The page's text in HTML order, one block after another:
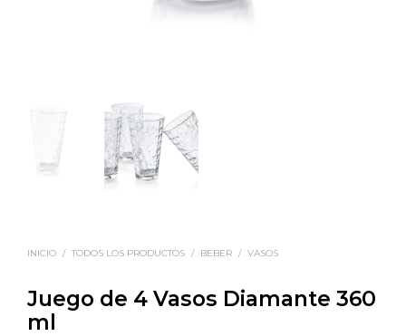
INICIO / TODOS LOS PRODUCTOS / BEBER / VASOS
Juego de 4 Vasos Diamante 360
ml